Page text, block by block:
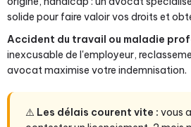
solide pour faire valoir vos droits et
Accident du travail ou maladie
inexcusable de l'employeur,
avocat maximise votre indemnisation.
⚠️ Les délais courent vite : vous